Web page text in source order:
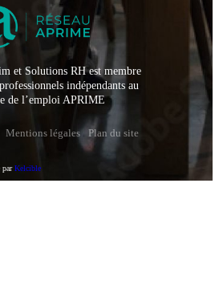
et Solutions RH est membre
indépendants au
de l’emploi APRIME
Mentions légales Plan du site
parKelcible